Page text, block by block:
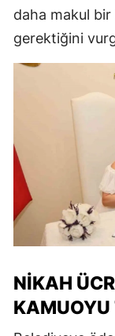
daha makul bir
gerektiğini
NIKAH
KAMUOYU